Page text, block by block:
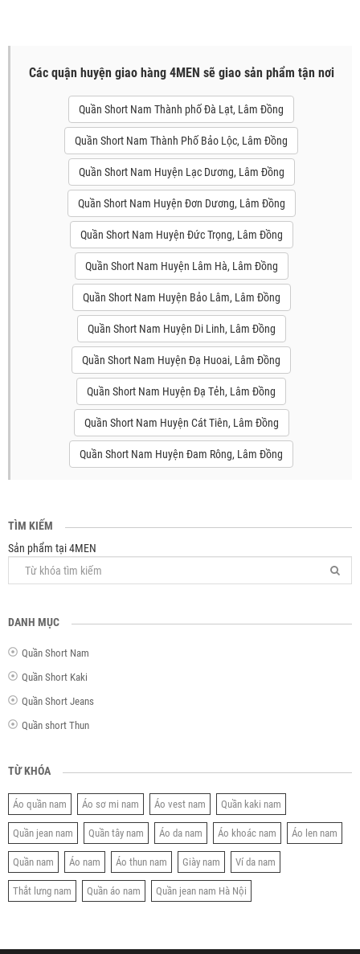
Các quận huyện giao hàng 4MEN sẽ giao sản phẩm tận nơi
Quần Short Nam Thành phố Đà Lạt, Lâm Đồng
Quần Short Nam Thành Phố Bảo Lộc, Lâm Đồng
Quần Short Nam Huyện Lạc Dương, Lâm Đồng
Quần Short Nam Huyện Đơn Dương, Lâm Đồng
Quần Short Nam Huyện Đức Trọng, Lâm Đồng
Quần Short Nam Huyện Lâm Hà, Lâm Đồng
Quần Short Nam Huyện Bảo Lâm, Lâm Đồng
Quần Short Nam Huyện Di Linh, Lâm Đồng
Quần Short Nam Huyện Đạ Huoai, Lâm Đồng
Quần Short Nam Huyện Đạ Tẻh, Lâm Đồng
Quần Short Nam Huyện Cát Tiên, Lâm Đồng
Quần Short Nam Huyện Đam Rông, Lâm Đồng
TÌM KIẾM
Sản phẩm tại 4MEN
DANH MỤC
Quần Short Nam
Quần Short Kaki
Quần Short Jeans
Quần short Thun
TỪ KHÓA
Áo quần nam Áo sơ mi nam Áo vest nam Quần kaki nam
Quần jean nam Quần tây nam Áo da nam Áo khoác nam Áo len nam
Quần nam Áo nam Áo thun nam Giày nam Ví da nam
Thắt lưng nam Quần áo nam Quần jean nam Hà Nội